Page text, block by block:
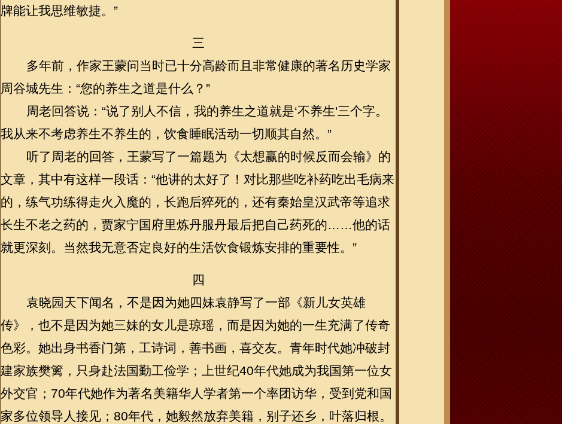
牌能让我思维敏捷。”
三
多年前，作家王蒙问当时已十分高龄而且非常健康的著名历史学家
周谷城先生：“您的养生之道是什么？”
周老回答说：“说了别人不信，我的养生之道就是‘不养生'三个字。
我从来不考虑养生不养生的，饮食睡眠活动一切顺其自然。”
听了周老的回答，王蒙写了一篇题为《太想赢的时候反而会输》的
文章，其中有这样一段话：“他讲的太好了！对比那些吃补药吃出毛病来
的，练气功练得走火入魔的，长跑后猝死的，还有秦始皇汉武帝等追求
长生不老之药的，贾家宁国府里炼丹服丹最后把自己药死的……他的话
就更深刻。当然我无意否定良好的生活饮食锻炼安排的重要性。”
四
袁晓园天下闻名，不是因为她四妹袁静写了一部《新儿女英雄
传》，也不是因为她三妹的女儿是琼瑶，而是因为她的一生充满了传奇
色彩。她出身书香门第，工诗词，善书画，喜交友。青年时代她冲破封
建家族樊篱，只身赴法国勤工俭学；上世纪40年代她成为我国第一位女
外交官；70年代她作为著名美籍华人学者第一个率团访华，受到党和国
家多位领导人接见；80年代，她毅然放弃美籍，别子还乡，叶落归根。